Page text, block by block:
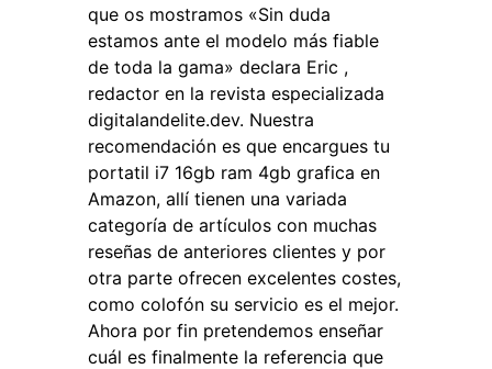
que os mostramos «Sin duda
estamos ante el modelo más fiable
de toda la gama» declara Eric ,
redactor en la revista especializada
digitalandelite.dev. Nuestra
recomendación es que encargues tu
portatil i7 16gb ram 4gb grafica en
Amazon, allí tienen una variada
categoría de artículos con muchas
reseñas de anteriores clientes y por
otra parte ofrecen excelentes costes,
como colofón su servicio es el mejor.
Ahora por fin pretendemos enseñar
cuál es finalmente la referencia que